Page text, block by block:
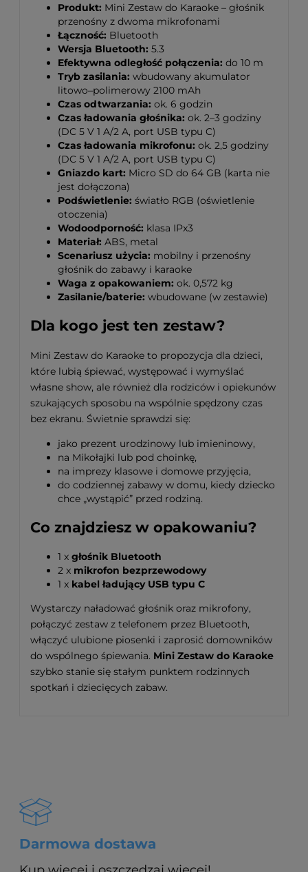
Produkt: Mini Zestaw do Karaoke – głośnik
przenośny z dwoma mikrofonami
Łączność: Bluetooth
Wersja Bluetooth: 5.3
Efektywna odległość połączenia: do 10 m
Tryb zasilania: wbudowany akumulator
litowo–polimerowy 2100 mAh
Czas odtwarzania: ok. 6 godzin
Czas ładowania głośnika: ok. 2–3 godziny
(DC 5 V 1 A/2 A, port USB typu C)
Czas ładowania mikrofonu: ok. 2,5 godziny
(DC 5 V 1 A/2 A, port USB typu C)
Gniazdo kart: Micro SD do 64 GB (karta nie
jest dołączona)
Podświetlenie: światło RGB (oświetlenie
otoczenia)
Wodoodporność: klasa IPx3
Materiał: ABS, metal
Scenariusz użycia: mobilny i przenośny
głośnik do zabawy i karaoke
Waga z opakowaniem: ok. 0,572 kg
Zasilanie/baterie: wbudowane (w zestawie)
Dla kogo jest ten zestaw?
Mini Zestaw do Karaoke to propozycja dla dzieci,
które lubią śpiewać, występować i wymyślać
własne show, ale również dla rodziców i opiekunów
szukających sposobu na wspólnie spędzony czas
bez ekranu. Świetnie sprawdzi się:
jako prezent urodzinowy lub imieninowy,
na Mikołajki lub pod choinkę,
na imprezy klasowe i domowe przyjęcia,
do codziennej zabawy w domu, kiedy dziecko
chce „wystąpić” przed rodziną.
Co znajdziesz w opakowaniu?
1 x głośnik Bluetooth
2 x mikrofon bezprzewodowy
1 x kabel ładujący USB typu C
Wystarczy naładować głośnik oraz mikrofony,
połączyć zestaw z telefonem przez Bluetooth,
włączyć ulubione piosenki i zaprosić domowników
do wspólnego śpiewania. Mini Zestaw do Karaoke
szybko stanie się stałym punktem rodzinnych
spotkań i dziecięcych zabaw.
Darmowa dostawa